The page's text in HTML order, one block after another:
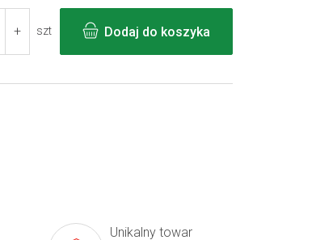
szt Dodaj do koszyka
Unikalny towar